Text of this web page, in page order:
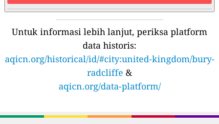
Untuk informasi lebih lanjut, periksa platform
data historis:
aqicn.org/historical/id/#city:united-kingdom/bury-
radcliffe &
aqicn.org/data-platform/